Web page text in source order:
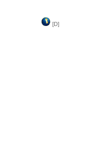
[D]